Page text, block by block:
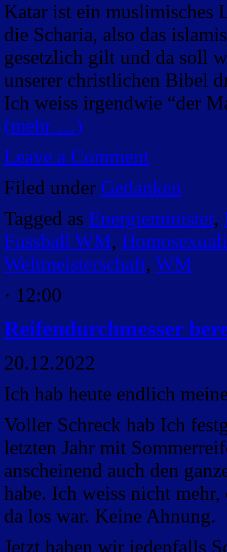
Katar ist ein muslimisches
die Scharia, also das
gesetzlich gilt und da soll
unserer christlichen Bibel
Ich weiss irgendwie “der
(mehr …)
Leave a Comment
Filed under Gedanken
Tagged as Energieminister,
Fussball WM,
Weltmeisterschaft, WM
· 12:00
Reifendurchmesser
20.12.2022
Ich hab heute endlich
Voller Schreck hab Ich
letzten Jahr mit
anscheinend auch den
habe. Ich weiss nicht
da los war. Keine Ahnung.
Jetzt haben wir jedenfalls